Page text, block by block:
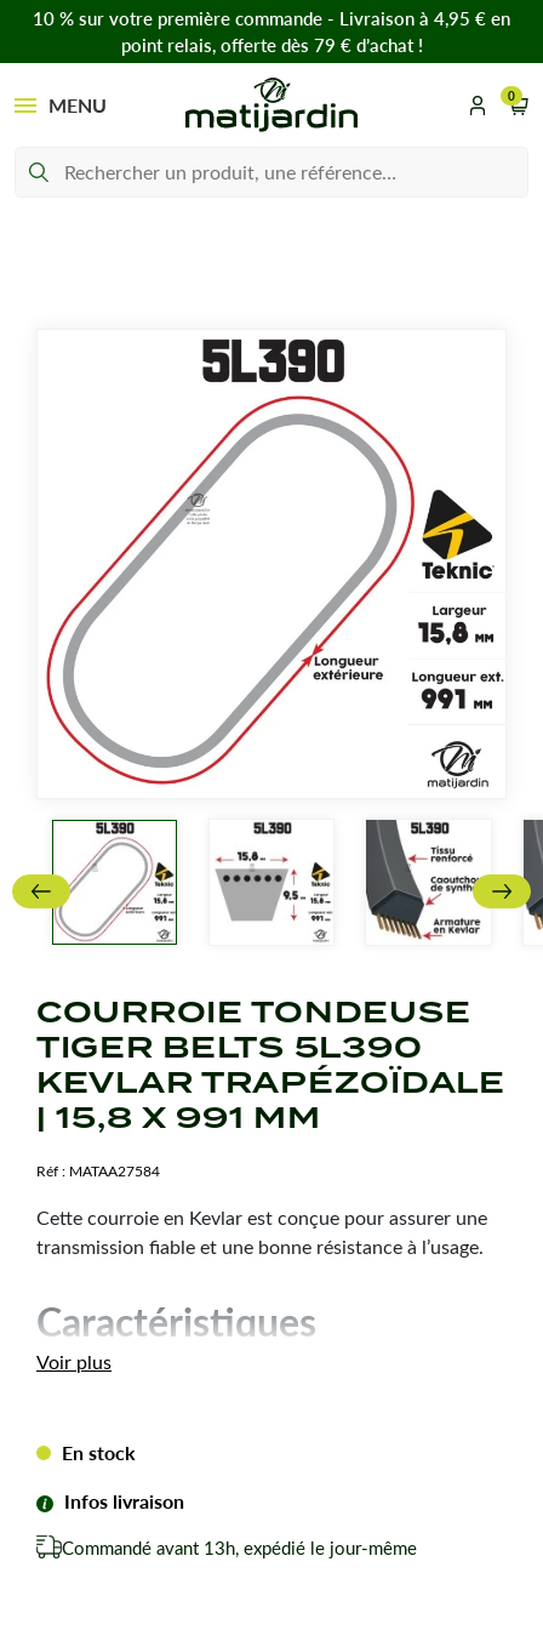
10 % sur votre première commande - Livraison à 4,95 € en
point relais, offerte dès 79 € d’achat !
MENU 0
COURROIE TONDEUSE
TIGER BELTS 5L390
KEVLAR TRAPÉZOÏDALE
| 15,8 X 991 MM
Réf : MATAA27584
Cette courroie en Kevlar est conçue pour assurer une
transmission fiable et une bonne résistance à l’usage.
Caractéristiques
techniques
Hauteur courroie :
Forme de courroie :
Marque :Teknic
Voir plus
En stock
Infos livraison
Commandé avant 13h, expédié le jour-même